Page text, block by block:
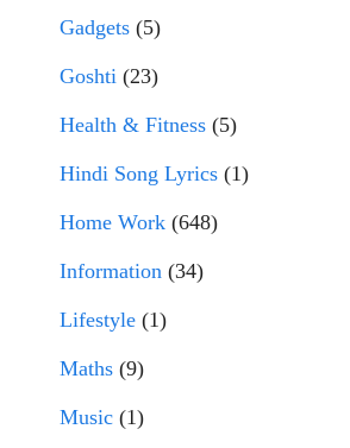
Gadgets (5)
Goshti (23)
Health & Fitness (5)
Hindi Song Lyrics (1)
Home Work (648)
Information (34)
Lifestyle (1)
Maths (9)
Music (1)